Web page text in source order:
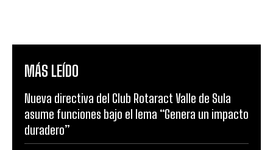
MÁS LEÍDO
Nueva directiva del Club Rotaract Valle de Sula
asume funciones bajo el lema “Genera un impacto
duradero”